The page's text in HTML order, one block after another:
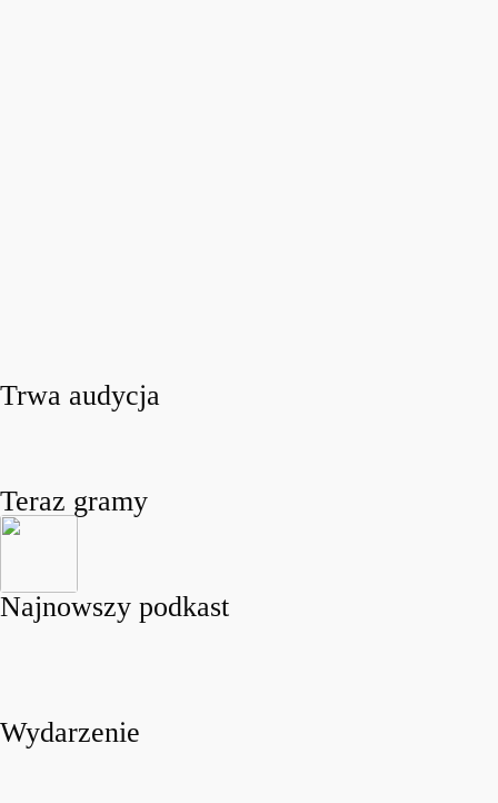
Trwa audycja
Teraz gramy
Najnowszy podkast
Wydarzenie